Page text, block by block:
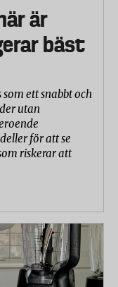
är
bäst
ett snabbt och
utan
för att se
riskerar att